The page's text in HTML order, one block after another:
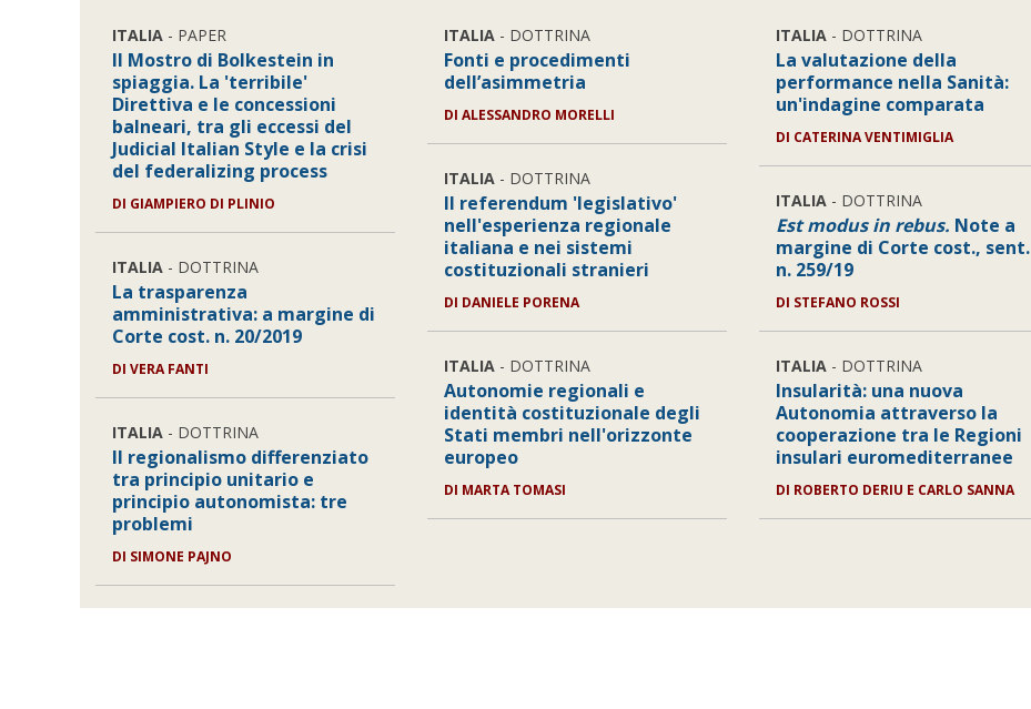
ITALIA - PAPER
Il Mostro di Bolkestein in
spiaggia. La 'terribile'
Direttiva e le concessioni
balneari, tra gli eccessi del
Judicial Italian Style e la crisi
del federalizing process
DI GIAMPIERO DI PLINIO
ITALIA - DOTTRINA
La trasparenza
amministrativa: a margine di
Corte cost. n. 20/2019
DIVERA FANTI
ITALIA - DOTTRINA
Il regionalismo differenziato
tra principio unitario e
principio autonomista: tre
problemi
DI SIMONE PAJNO
ITALIA - DOTTRINA
Fonti e procedimenti
dell’asimmetria
DIALESSANDRO MORELLI
ITALIA - DOTTRINA
Il referendum 'legislativo'
nell'esperienza regionale
italiana e nei sistemi
costituzionali stranieri
DI DANIELE PORENA
ITALIA - DOTTRINA
Autonomie regionali e
identità costituzionale degli
Stati membri nell'orizzonte
europeo
DI MARTA TOMASI
ITALIA- DOTTRINA
La valutazione della
performance nella Sanità:
un'indagine comparata
DI CATERINA VENTIMIGLIA
ITALIA- DOTTRINA
Est modus in rebus. Note a
margine di Corte cost., sent.
n. 259/19
DI STEFANO ROSSI
ITALIA- DOTTRINA
Insularità: una nuova
Autonomia attraverso la
cooperazione tra le Regioni
insulari euromediterranee
DI ROBERTO DERIU E CARLO SANNA